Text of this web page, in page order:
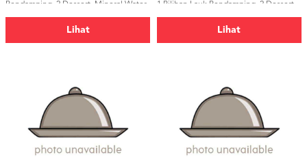
Pendamping, 2 Dessert, Mineral Water,
Lihat
1 Pilihan Lauk Pendamping, 2 Dessert,
Lihat